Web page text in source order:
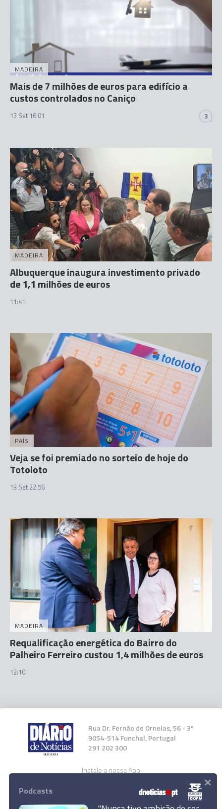
MADEIRA
Mais de 7 milhões de euros para edifício a
custos controlados no Caniço
13 Set 16:01 3
MADEIRA
Albuquerque inaugura investimento privado
de 1,1 milhões de euros
11:41
PAÍS
Veja se foi premiado no sorteio de hoje do
Totoloto
13 Set 22:56
MADEIRA
Requalificação energética do Bairro do
Palheiro Ferreiro custou 1,4 milhões de euros
12:10
Rua Dr. Fernão de Ornelas, 56 - 3º
9054-514 Funchal, Portugal
291 202 300
Instale a nossa App
Podcasts ×